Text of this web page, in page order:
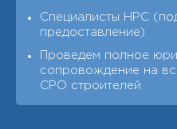
Специалисты НРС
предоставление)
Проведем полное
сопровождение на
СРО строителей